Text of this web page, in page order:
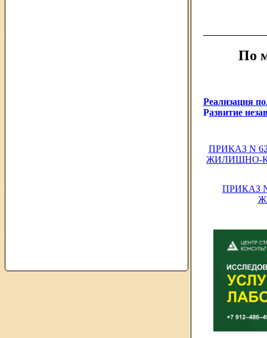
По
Реализация
Развитие
ПРИКАЗ N
ЖИЛИЩНО-
ПРИКАЗ